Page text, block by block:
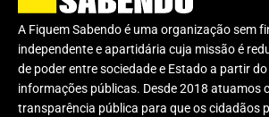
A Fiquem Sabendo é uma organização sem
independente e apartidária cuja missão é
de poder entre sociedade e Estado a partir
informações públicas. Desde 2018 atuamos
transparência pública para que os cidadãos